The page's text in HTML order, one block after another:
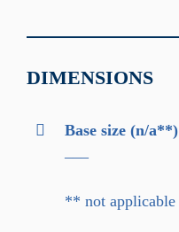
DIMENSIONS
Base size (n/a**)
–––
** not applicable